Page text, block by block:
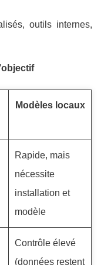
outils internes,
Modèles locaux
Rapide, mais
nécessite
installation et
modèle
Contrôle élevé
(données restent